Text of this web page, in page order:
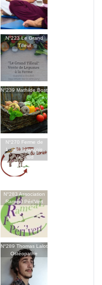
N°223 Le Grand
Tilleul
N°239 Mathilde Bost
N°270 Ferme de
Loriot - François
Virolaud
N°283 Association
Raméal Péri'Vert
N°289 Thomas Lalot
Ostéopathe